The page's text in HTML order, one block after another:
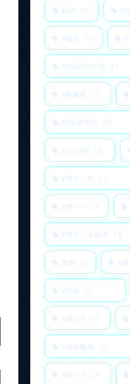
解説 29 #
#福祉 25
#A型就労支援 23
#事業所 21
#A型事業所 20
#2026年 18
#障がい者 17
#障がい 15
#障がい者雇用 14
業務 12 #
#沖縄 11
#選び方 11
#福祉職員 10
#使い方 10